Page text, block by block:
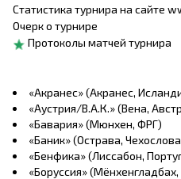
Статистика турнира на сайте
Очерк о турнире
Протоколы матчей турнира
«Акранес» (Акранес,
«Аустрия/В.А.К.» (Вена,
«Бавария» (Мюнхен, ФРГ)
«Баник» (Острава,
«Бенфика» (Лиссабон,
«Боруссия»